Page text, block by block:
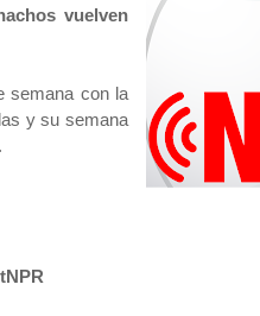
vuelven
semana con la
y su semana